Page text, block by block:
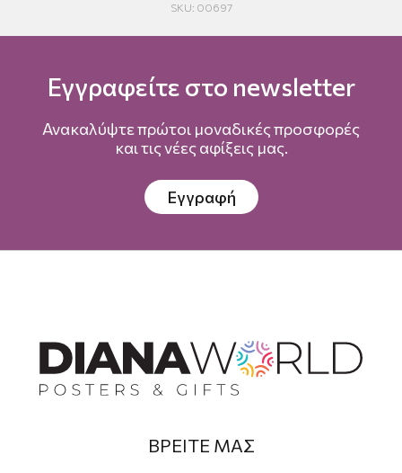
SKU: 00697
Εγγραφείτε στο newsletter
Ανακαλύψτε πρώτοι μοναδικές προσφορές
και τις νέες αφίξεις μας.
Εγγραφή
ΒΡΕΙΤΕ ΜΑΣ